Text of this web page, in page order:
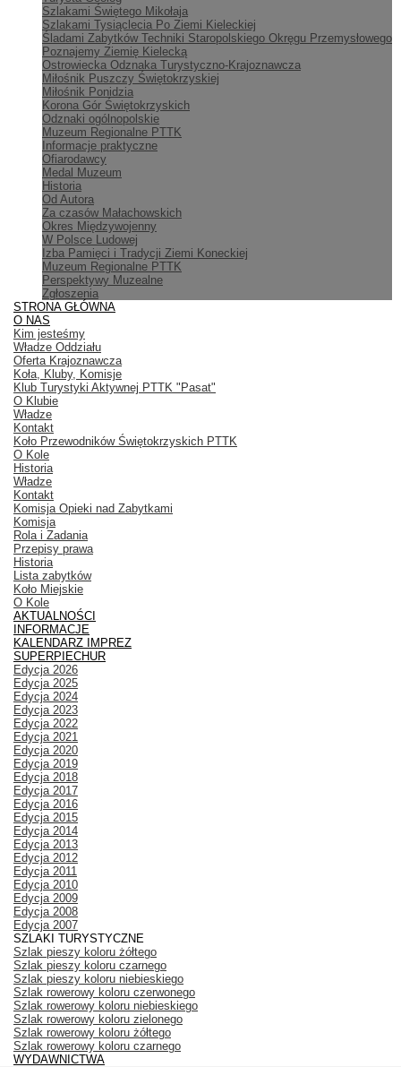
Szlakami Świętego Mikołaja
Szlakami Tysiąclecia Po Ziemi Kieleckiej
Śladami Zabytków Techniki Staropolskiego Okręgu Przemysłowego
Poznajemy Ziemię Kielecką
Ostrowiecka Odznaka Turystyczno-Krajoznawcza
Miłośnik Puszczy Świętokrzyskiej
Miłośnik Ponidzia
Korona Gór Świętokrzyskich
Odznaki ogólnopolskie
Muzeum Regionalne PTTK
Informacje praktyczne
Ofiarodawcy
Medal Muzeum
Historia
Od Autora
Za czasów Małachowskich
Okres Międzywojenny
W Polsce Ludowej
Izba Pamięci i Tradycji Ziemi Koneckiej
Muzeum Regionalne PTTK
Perspektywy Muzealne
Zgłoszenia
STRONA GŁÓWNA
O NAS
Kim jesteśmy
Władze Oddziału
Oferta Krajoznawcza
Koła, Kluby, Komisje
Klub Turystyki Aktywnej PTTK "Pasat"
O Klubie
Władze
Kontakt
Koło Przewodników Świętokrzyskich PTTK
O Kole
Historia
Władze
Kontakt
Komisja Opieki nad Zabytkami
Komisja
Rola i Zadania
Przepisy prawa
Historia
Lista zabytków
Koło Miejskie
O Kole
AKTUALNOŚCI
INFORMACJE
KALENDARZ IMPREZ
SUPERPIECHUR
Edycja 2026
Edycja 2025
Edycja 2024
Edycja 2023
Edycja 2022
Edycja 2021
Edycja 2020
Edycja 2019
Edycja 2018
Edycja 2017
Edycja 2016
Edycja 2015
Edycja 2014
Edycja 2013
Edycja 2012
Edycja 2011
Edycja 2010
Edycja 2009
Edycja 2008
Edycja 2007
SZLAKI TURYSTYCZNE
Szlak pieszy koloru żółtego
Szlak pieszy koloru czarnego
Szlak pieszy koloru niebieskiego
Szlak rowerowy koloru czerwonego
Szlak rowerowy koloru niebieskiego
Szlak rowerowy koloru zielonego
Szlak rowerowy koloru żółtego
Szlak rowerowy koloru czarnego
WYDAWNICTWA